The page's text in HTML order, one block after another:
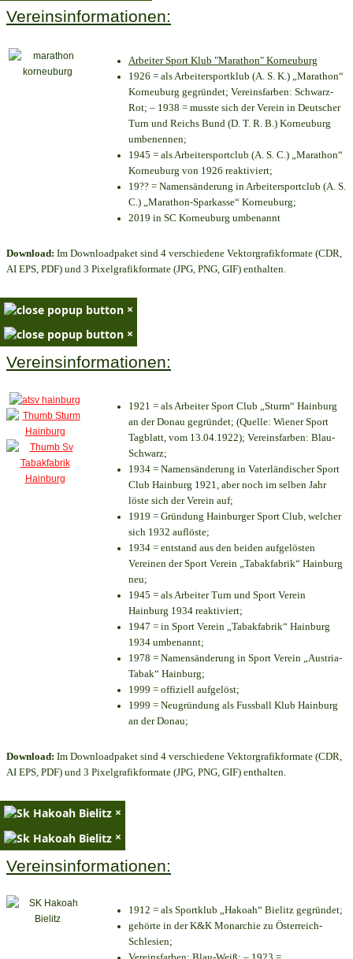
Vereinsinformationen:
Arbeiter Sport Klub "Marathon" Korneuburg
1926 = als Arbeitersportklub (A. S. K.) „Marathon“
Korneuburg gegründet; Vereinsfarben: Schwarz-
Rot; – 1938 = musste sich der Verein in Deutscher
Turn und Reichs Bund (D. T. R. B.) Korneuburg
umbenennen;
1945 = als Arbeitersportclub (A. S. C.) „Marathon“
Korneuburg von 1926 reaktiviert;
19?? = Namensänderung in Arbeitersportclub (A. S.
C.) „Marathon-Sparkasse“ Korneuburg;
2019 in SC Korneuburg umbenannt
Download: Im Downloadpaket sind 4 verschiedene Vektorgrafikformate (CDR,
AI EPS, PDF) und 3 Pixelgrafikformate (JPG, PNG, GIF) enthalten.
×
×
Vereinsinformationen:
1921 = als Arbeiter Sport Club „Sturm“ Hainburg
an der Donau gegründet; (Quelle: Wiener Sport
Tagblatt, vom 13.04.1922); Vereinsfarben: Blau-
Schwarz;
1934 = Namensänderung in Vaterländischer Sport
Club Hainburg 1921, aber noch im selben Jahr
löste sich der Verein auf;
1919 = Gründung Hainburger Sport Club, welcher
sich 1932 auflöste;
1934 = entstand aus den beiden aufgelösten
Vereinen der Sport Verein „Tabakfabrik“ Hainburg
neu;
1945 = als Arbeiter Turn und Sport Verein
Hainburg 1934 reaktiviert;
1947 = in Sport Verein „Tabakfabrik“ Hainburg
1934 umbenannt;
1978 = Namensänderung in Sport Verein „Austria-
Tabak“ Hainburg;
1999 = offiziell aufgelöst;
1999 = Neugründung als Fussball Klub Hainburg
an der Donau;
Download: Im Downloadpaket sind 4 verschiedene Vektorgrafikformate (CDR,
AI EPS, PDF) und 3 Pixelgrafikformate (JPG, PNG, GIF) enthalten.
×
×
Vereinsinformationen:
1912 = als Sportklub „Hakoah“ Bielitz gegründet;
gehörte in der K&K Monarchie zu Österreich-
Schlesien;